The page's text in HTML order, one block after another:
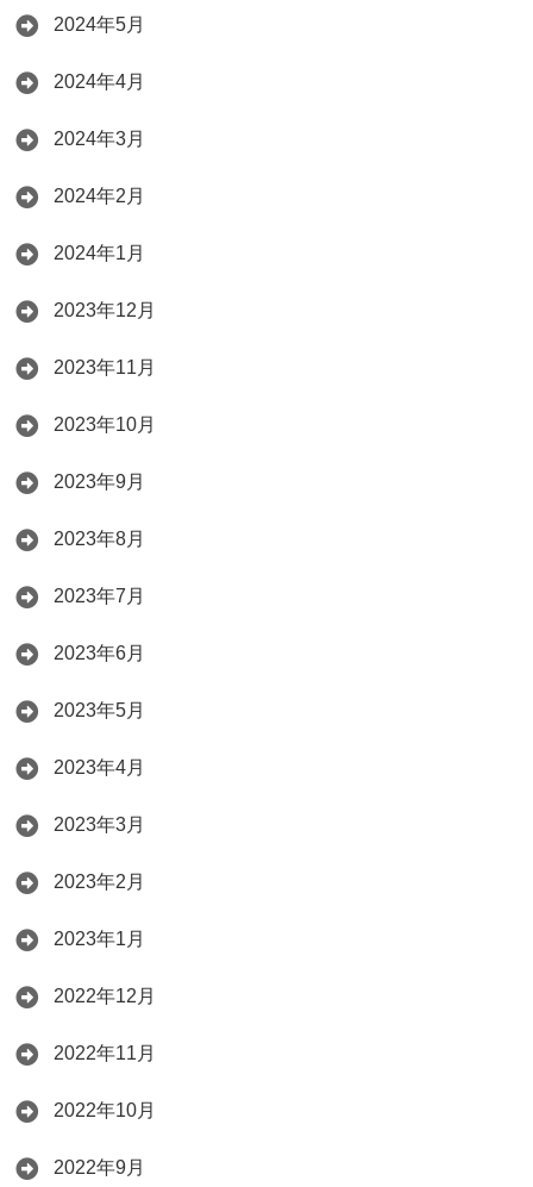
2024年5月
2024年4月
2024年3月
2024年2月
2024年1月
2023年12月
2023年11月
2023年10月
2023年9月
2023年8月
2023年7月
2023年6月
2023年5月
2023年4月
2023年3月
2023年2月
2023年1月
2022年12月
2022年11月
2022年10月
2022年9月